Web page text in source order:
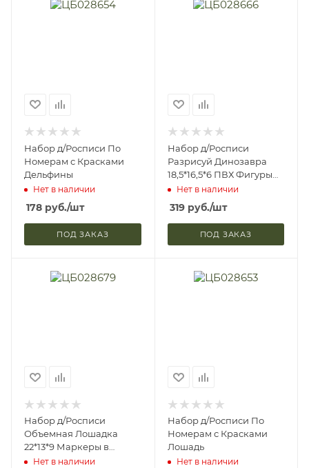
Набор д/Росписи По
Номерам с Красками
Дельфины
Нет в наличии
178 руб./шт
ПОД ЗАКАЗ
Набор д/Росписи
Разрисуй Динозавра
18,5*16,5*6 ПВХ Фигуры
2шт Краски + Кисть 6
Дизайнов
Нет в наличии
319руб./шт
ПОД ЗАКАЗ
Набор д/Росписи
Объемная Лошадка
22*13*9 Маркеры в
Комплекте
Нет в наличии
Набор д/Росписи По
Номерам с Красками
Лошадь
Нет в наличии